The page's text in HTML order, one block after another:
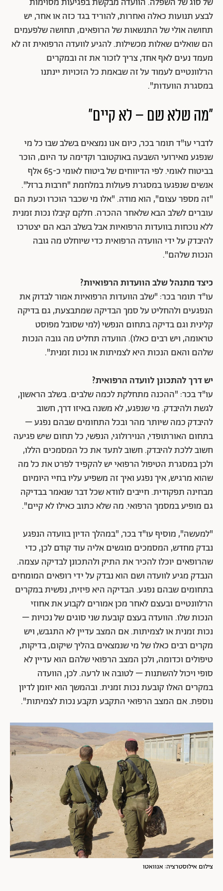
לבצע תנועות כאלה ואחרות, להוריד בגד כזה או אחר, יש
תחושה אולי של התנשאות של הרופאים, תחושה שלפעמים
הם שואלים שאלות מכשילות. להגיע לוועדה הרפואית זה לא
מעמד נעים לאף אחד, צריך לזכור את זה ובמקרים
הרלוונטיים לעמוד על זה שבאמת כל הזכויות יינתנו
במסגרת הוועדות".
"מה שלא שם – לא קיים"
לדברי עו"ד תומר בכר, כיום אנו נמצאים בשלב שבו כל מי
שנפגע מאירועי השבעה באוקטובר וקדימה עד היום, הוכר
בביטוח לאומי. לפי הדיווחים של ביטוח לאומי כ-65 אלף
אנשים שנפגעו במסגרת פעולות במלחמת "חרבות ברזל".
"זה מספר עצום", הוא מודה. "אלו מי שכבר הוכרו וכעת הם
עוברים לשלב הבא שלאחר ההכרה. חלקם קיבלו נכות זמנית
ללא נוכחות בוועדות הרפואיות אבל בשלב הבא הם יצטרכו
להיבדק על ידי הוועדה הרפואית כדי שיוחלט מה גובה
הנכות שלהם".
כיצד מתנהל שלב הוועדות הרפואיות?
עו"ד תומר בכר: "שלב הוועדות הרפואיות אמור לבדוק את
הנפגעים ולהחליט על סמך הבדיקה שמתבצעת, גם בדיקה
קלינית וגם בדיקה בתחום הנפשי (למי שסובל מפוסט
טראומה, ויש רבים כאלו). הוועדה תחליט מה גובה הנכות
שלהם והאם הנכות היא לצמיתות או נכות זמנית".
יש דרך להתכונן לוועדה הרפואית?
עו"ד בכר: "ההכנה מתחלקת לכמה שלבים. בשלב הראשון,
לגשת ולהיבדק. מי שנפגע, לא משנה באיזו דרך, חשוב
להיבדק כמה שיותר מהר ובכל התחומים שבהם נפגע –
בתחום האורתופדי, הנוירולוגי, הנפשי, כל תחום שיש פגיעה
חשוב ללכת להיבדק. חשוב לתעד את כל המסמכים הללו,
ולכן במסגרת הטיפול הרפואי יש להקפיד לפרט את כל מה
שהוא מרגיש, איך נפגע ואיך זה משפיע עליו בחיי היומיום
מבחינה תפקודית. חייבים לוודא שכל דבר שנאמר בבדיקה
גם מופיע במסמך הרפואי. מה שלא כתוב כאילו לא קיים".
"למעשה", מוסיף עו"ד בכר, "במהלך הדיון בוועדה הנפגע
נבדק מחדש, המסמכים מוגשים אליה עוד קודם לכן, כדי
שהרופאים יוכלו להכיר את התיק ולהתכונן לבדיקה עצמה.
הנבדק מגיע לוועדה ושם הוא נבדק על ידי רופאים המומחים
בתחומים שבהם נפגע. הבדיקה היא פיזית, נפשית במקרים
הרלוונטיים ובעצם לאחר מכן אמורים לקבוע את אחוזי
הנכות שלו. הוועדה בעצם קובעת שני סוגים של נכויות –
נכות זמנית או לצמיתות. אם המצב עדיין לא התגבש, ויש
מקרים רבים כאלו של מי שנמצאים בהליך שיקום, בדיקות,
טיפולים וכדומה, ולכן המצב הרפואי שלהם הוא עדיין לא
סופי ויכול להשתנות – לטובה או לרעה. לכן, הוועדה
במקרים האלו קובעת נכות זמנית. ובהמשך הוא יזומן לדיון
נוספת. אם המצב הרפואי התקבע תקבע נכות לצמיתות".
צילום אילוסטרציה: אנוואטו